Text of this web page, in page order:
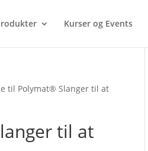
Kurser og Events
til Polymat® Slanger til at
til at